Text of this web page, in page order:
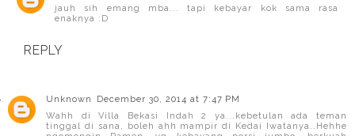
jauh sih emang mba... tapi kebayar kok sama rasa
enaknya :D
REPLY
Unknown
December 30, 2014 at 7:47 PM
Wahh di Villa Bekasi Indah 2 ya...kebetulan ada teman
tinggal di sana, boleh ahh mampir di Kedai Iwatanya..Hehhe